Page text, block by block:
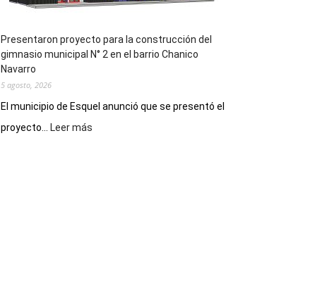
Presentaron proyecto para la construcción del
gimnasio municipal N° 2 en el barrio Chanico
Navarro
5 agosto, 2026
El municipio de Esquel anunció que se presentó el
proyecto...
Leer más